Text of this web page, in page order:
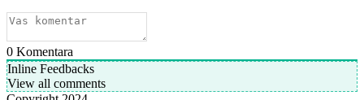
0 Komentara
Inline Feedbacks
View all comments